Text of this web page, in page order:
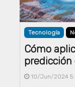
Tecnología
Cómo
predicción
10/Jun/2024